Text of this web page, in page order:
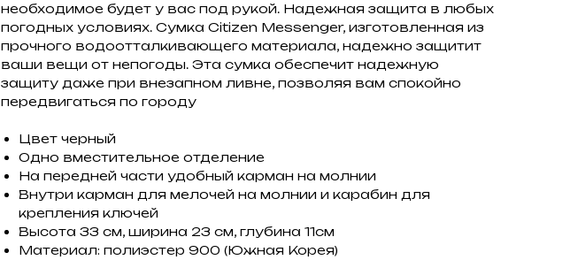
необходимое будет у вас под рукой. Надежная защита в любых
погодных условиях. Сумка Citizen Messenger, изготовленная из
прочного водоотталкивающего материала, надежно защитит
ваши вещи от непогоды. Эта сумка обеспечит надежную
защиту даже при внезапном ливне, позволяя вам спокойно
передвигаться по городу
Цвет черный
Одно вместительное отделение
На передней части удобный карман на молнии
Внутри карман для мелочей на молнии и карабин для
крепления ключей
Высота 33 см, ширина 23 см, глубина 11см
Материал: полиэстер 900 (Южная Корея)